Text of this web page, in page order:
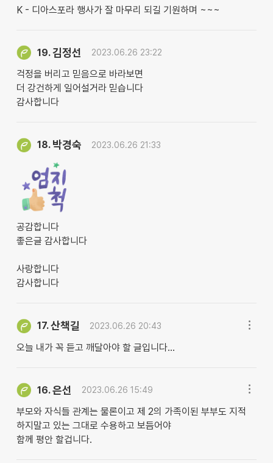
K - 디아스포라 행사가 잘 마무리 되길 기원하며 ~~~
19.김정선 2023.06.26 23:22
걱정을 버리고 믿음으로 바라보면
더 강건하게 일어설거라 믿습니다
감사합니다
18. 박경숙 2023.06.26 21:33
공감합니다
좋은글 감사합니다
사랑합니다
감사합니다
17.산책길 2023.06.26 20:43
오늘 내가 꼭 듣고 깨달아야 할 글입니다...
16.은선 2023.06.26 15:49
부모와 자식들 관계는 물론이고 제 2의 가족이된 부부도 지적
하지말고 있는 그대로 수용하고 보듬어야
함께 평안 할겁니다.